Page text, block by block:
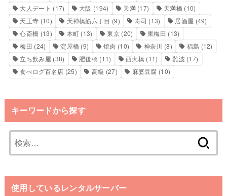
大人デート (17) 大阪 (194) 天満(17) 天満橋(10)
天王寺 (10) 天神橋筋六丁目 (9) 寿司 (13) 居酒屋 (49)
心斎橋 (13) 本町 (13) 東京(20) 東梅田 (13)
梅田 (24) 淀屋橋 (9) 焼肉 (10) 神奈川 (8) 福島 (12)
立ち飲み屋 (38) 肥後橋 (11) 西大橋 (11) 難波 (17)
食べログ百名店 (25) 高級 (27) 麻婆豆腐 (10)
キーワードから探す
索:
使用しているレンタルサーバー